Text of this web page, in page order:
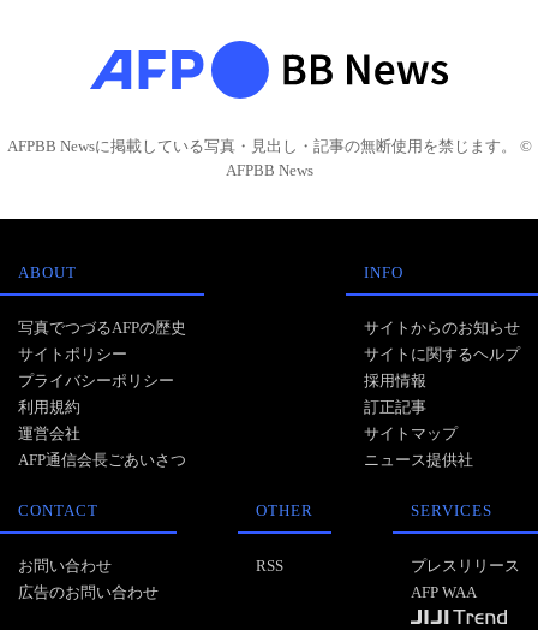
AFPBB Newsに掲載している写真・見出し・記事の無断使用を禁じます。 ©
AFPBB News
ABOUT
写真でつづるAFPの歴史
サイトポリシー
プライバシーポリシー
利用規約
運営会社
AFP通信会長ごあいさつ
INFO
サイトからのお知らせ
サイトに関するヘルプ
採用情報
訂正記事
サイトマップ
ニュース提供社
CONTACT
お問い合わせ
広告のお問い合わせ
OTHER
RSS
SERVICES
プレスリリース
AFP WAA